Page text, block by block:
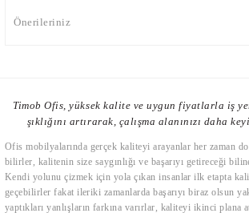
Önerileriniz
Timob Ofis, yüksek kalite ve uygun fiyatlarla iş
şıklığını artırarak, çalışma alanınızı daha
Ofis mobilyalarında gerçek kaliteyi arayanlar her zaman
bilirler, kalitenin size saygınlığı ve başarıyı getireceği
Kendi yolunu çizmek için yola çıkan insanlar ilk etapta
geçebilirler fakat ileriki zamanlarda başarıyı biraz olsun
yaptıkları yanlışların farkına varırlar, kaliteyi ikinci plana